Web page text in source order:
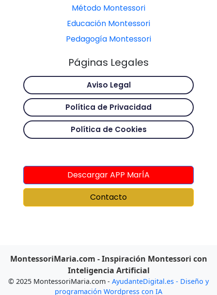
Método Montessori
Educación Montessori
Pedagogía Montessori
Páginas Legales
Aviso Legal
Política de Privacidad
Política de Cookies
Descargar APP MarÍA
Contacto
MontessoriMaria.com - Inspiración Montessori con
Inteligencia Artificial
© 2025 MontessoriMaria.com - AyudanteDigital.es - Diseño y
programación Wordpress con IA